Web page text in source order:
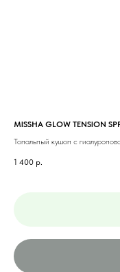
MISSHA GLOW TENSION
Тональный кушон с
1 400 р.